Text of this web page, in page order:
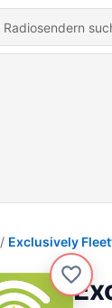
Exclusively